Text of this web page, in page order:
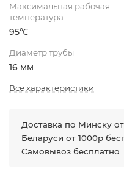
Максимальная рабочая
температура
95℃
Диаметр трубы
16 мм
Все характеристики
Доставка по Минску
Беларуси от 1000р
Самовывоз бесплатно